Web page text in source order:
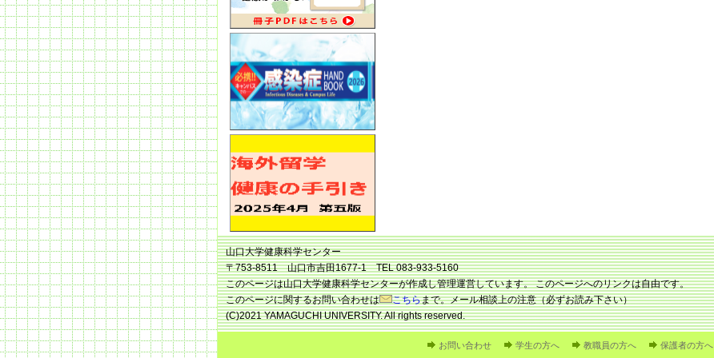
山口大学健康科学センター
〒753-8511 山口市吉田1677-1 TEL 083-933-5160
このページは山口大学健康科学センターが作成し管理運営しています。 このページへのリンクは自由です。
このページに関するお問い合わせは
こちらまで。メール相談上の注意（必ずお読み下さい）
(C)2021 YAMAGUCHI UNIVERSITY. All rights reserved.
お問い合わせ 学生の方へ 教職員の方へ 保護者の方へ